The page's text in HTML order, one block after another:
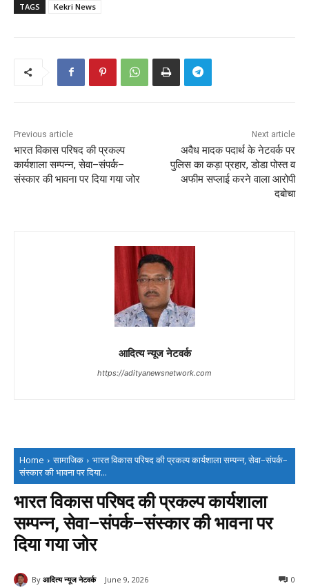
TAGS Kekri News
Previous article
भारत विकास परिषद की प्रकल्प
कार्यशाला सम्पन्न, सेवा–संपर्क–
संस्कार की भावना पर दिया गया जोर
Next article
अवैध मादक पदार्थ के नेटवर्क पर
पुलिस का कड़ा प्रहार, डोडा पोस्त व
अफीम सप्लाई करने वाला आरोपी
दबोचा
आदित्य न्यूज नेटवर्क
https://adityanewsnetwork.com